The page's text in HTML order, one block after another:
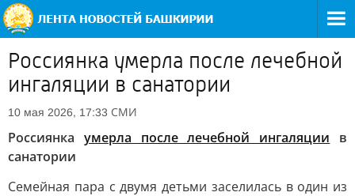
Россиянка умерла после лечебной
ингаляции в санатории
10 мая 2026, 17:33 СМИ
Россиянка умерла после лечебной ингаляции в
санатории
Семейная пара с двумя детьми заселилась в один из